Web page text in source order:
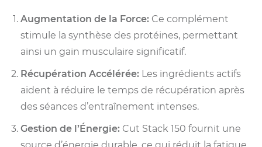
Augmentation de la Force: Ce complément
stimule la synthèse des protéines, permettant
ainsi un gain musculaire significatif.
Récupération Accélérée: Les ingrédients actifs
aident à réduire le temps de récupération après
des séances d’entraînement intenses.
Gestion de l’Énergie: Cut Stack 150 fournit une